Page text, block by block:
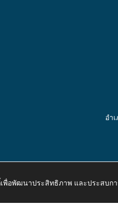
อำ
http://www.kaongiw.go.th
เพื่อพัฒนาประสิทธิภาพ และประสบ